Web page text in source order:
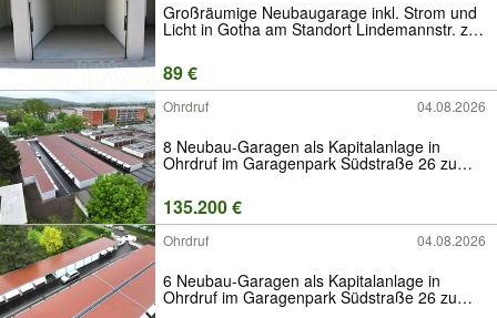
Großräumige Neubaugarage inkl. Strom und
Licht in Gotha am Standort Lindemannstr. zu
89 €
Ohrdruf 04.08.2026
8 Neubau-Garagen als Kapitalanlage in
Ohrdruf im Garagenpark Südstraße 26 zu
135.200 €
Ohrdruf 04.08.2026
6 Neubau-Garagen als Kapitalanlage in
Ohrdruf im Garagenpark Südstraße 26 zu